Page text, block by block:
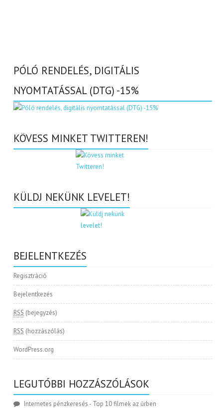
PÓLÓ RENDELÉS, DIGITÁLIS
NYOMTATÁSSAL (DTG) -15%
KÖVESS MINKET TWITTEREN!
KÜLDJ NEKÜNK LEVELET!
BEJELENTKEZÉS
Regisztráció
Bejelentkezés
RSS (bejegyzés)
RSS (hozzászólás)
WordPress.org
LEGUTÓBBI HOZZÁSZÓLÁSOK
Internetes pénzkeresés - Top 10 filmek az űrben